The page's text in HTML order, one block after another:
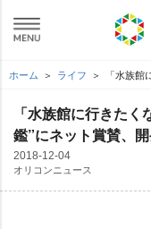
ホーム ライフ 「水族
「水族館に行きた
鑑”にネット賞賛、
2018-12-04
オリコンニュース